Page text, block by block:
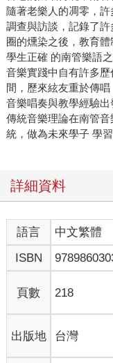
隨著老樂人的凋零，
調查與訪談，記錄了
圈的燻染之後，教育
學生正確 的南管樂語
音樂實踐中自有許多
間，歷來絃友重於傳
音樂唱奏與教學經驗
傳統音樂理論在南管
統，做為未來學子 學
詳細資料
語言 中文繁體
ISBN
頁數 218
出版地 台灣